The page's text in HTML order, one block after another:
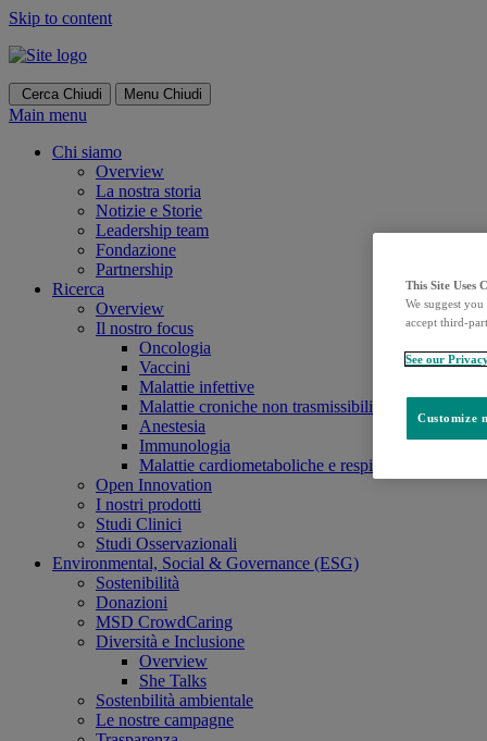
Skip to content
Cerca Chiudi Menu Chiudi
Main menu
Chi siamo
Overview
La nostra storia
Notizie e Storie
Leadership team
Fondazione
Partnership
Ricerca
Overview
Il nostro focus
Oncologia
Vaccini
Malattie infettive
Malattie croniche non trasmissibili
Anestesia
Immunologia
Malattie cardiometaboliche e respiratorie
Open Innovation
I nostri prodotti
Studi Clinici
Studi Osservazionali
Environmental, Social & Governance (ESG)
Sostenibilità
Donazioni
MSD CrowdCaring
Diversità e Inclusione
Overview
She Talks
Sostenbilità ambientale
Le nostre campagne
This Site Uses
We suggest
accept third-
See our
Customize